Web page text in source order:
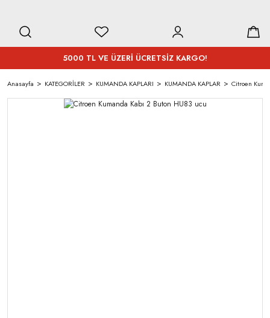
5000 TL VE ÜZERİ ÜCRETSİZ KARGO!
Anasayfa KATEGORİLER KUMANDA KAPLARI KUMANDA KAPLAR Citroen